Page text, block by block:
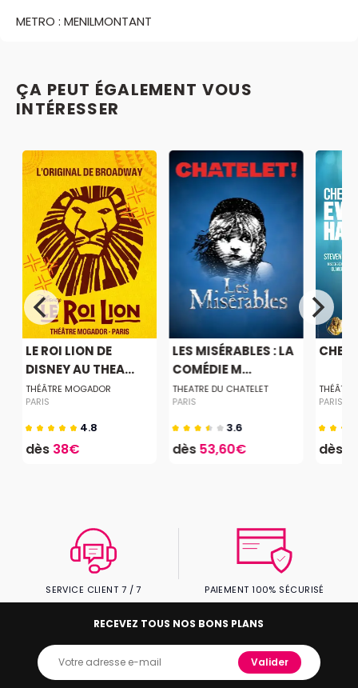
METRO : MENILMONTANT
ÇA PEUT ÉGALEMENT VOUS
INTÉRESSER
LE ROI LION DE
DISNEY AU THEA...
THÉÂTRE MOGADOR
PARIS
4.8
dès 38€
LES MISÉRABLES : LA
COMÉDIE M...
THEATRE DU CHATELET
PARIS
3.6
dès53,60€
CHER
PARIS
dès
SERVICE CLIENT 7 / 7 PAIEMENT 100% SÉCURISÉ
RECEVEZ TOUS NOS BONS PLANS
Valider